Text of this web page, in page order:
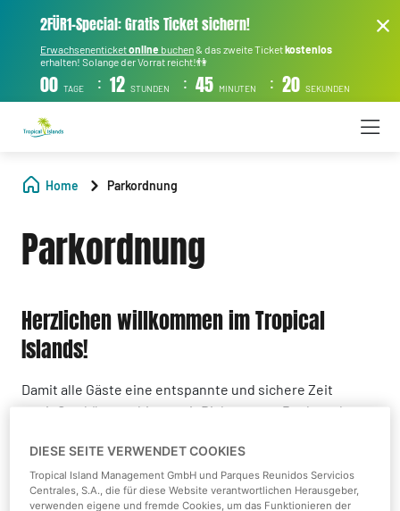
2FÜR1-Special: Gratis Ticket sichern!
Erwachsenenticketonline buchen& das zweite Ticketkostenlos
erhalten! Solange der Vorrat reicht!👫
00 TAGE : 12 STUNDEN : 45 MINUTEN : 20 SEKUNDEN
Home Parkordnung
Parkordnung
Herzlichen willkommen im Tropical
Islands!
Damit alle Gäste eine entspannte und sichere Zeit
genießen können, bitten wir Dich, unsere Poolregeln zu
Miteinander zu gewährleisten – für unbeschwerten
Badespaß von früh bis spät.
DIESE SEITE VERWENDET COOKIES
Tropical Island Management GmbH und Parques Reunidos Servicios
Centrales, S.A., die für diese Website verantwortlichen Herausgeber,
verwenden eigene und fremde Cookies, um das Funktionieren der